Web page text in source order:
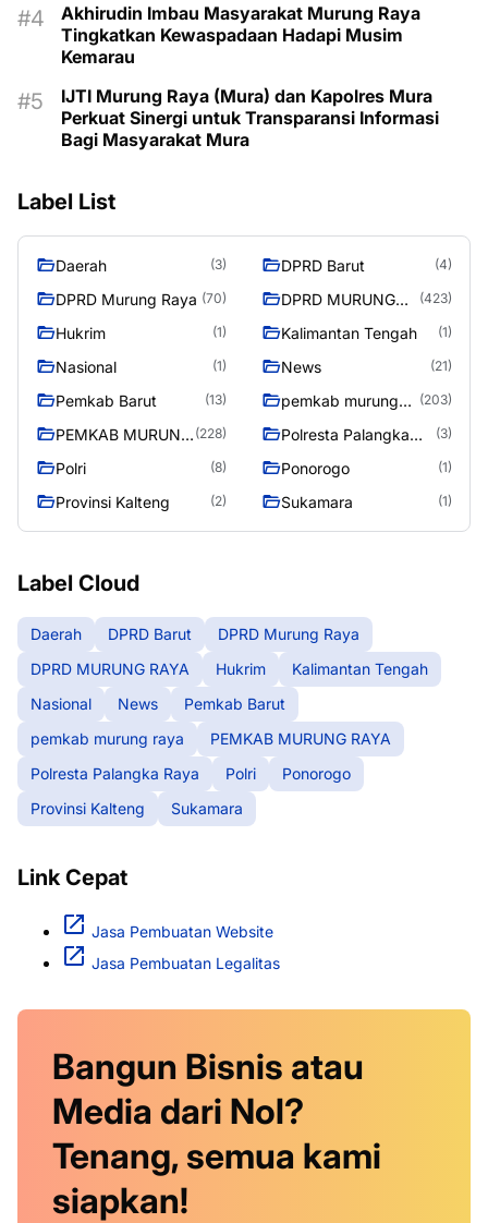
Akhirudin Imbau Masyarakat Murung Raya
Tingkatkan Kewaspadaan Hadapi Musim
Kemarau
IJTI Murung Raya (Mura) dan Kapolres Mura
Perkuat Sinergi untuk Transparansi Informasi
Bagi Masyarakat Mura
Label List
Daerah (3) DPRD Barut (4)
DPRD Murung Raya (70)
DPRD MURUNG
(423)
Hukrim (1) Kalimantan Tengah (1)
Nasional (1) News (21)
Pemkab Barut (13)
pemkab murung
(203)
PEMKAB MURUNG (228)
Polresta Palangka
(3)
Polri (8) Ponorogo (1)
Provinsi Kalteng (2) Sukamara (1)
Label Cloud
Daerah DPRD Barut
DPRD Murung Raya
DPRD MURUNG RAYA
Hukrim
Kalimantan Tengah
Nasional
News
Pemkab Barut
pemkab murung raya
PEMKAB MURUNG RAYA
Polresta Palangka Raya
Polri
Ponorogo
Provinsi Kalteng
Sukamara
Link Cepat
Jasa Pembuatan Website
Jasa Pembuatan Legalitas
Bangun Bisnis atau
Media dari Nol?
Tenang, semua kami
siapkan!